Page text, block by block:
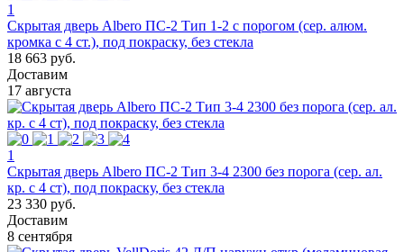
1
Скрытая дверь Albero ПС-2 Тип 1-2 с порогом (сер. алюм.
кромка с 4 ст.), под покраску, без стекла
18 663 руб.
Доставим
17 августа
1
Скрытая дверь Albero ПС-2 Тип 3-4 2300 без порога (сер. ал.
кр. с 4 ст), под покраску, без стекла
23 330 руб.
Доставим
8 сентября